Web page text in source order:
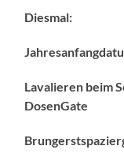
Diesmal:
Lavalieren beim
DosenGate